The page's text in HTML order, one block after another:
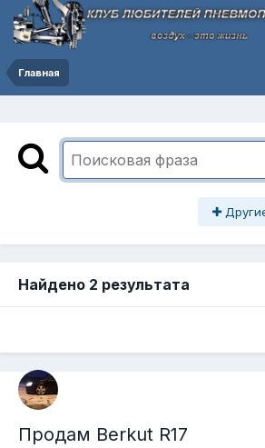
Главная
Найдено 2 результата
Продам Berkut R17